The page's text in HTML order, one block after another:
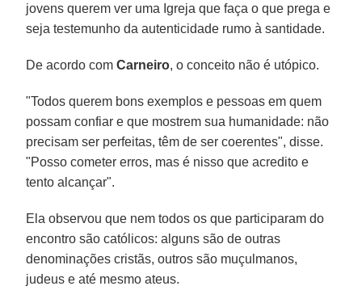
jovens querem ver uma Igreja que faça o que prega e
seja testemunho da autenticidade rumo à santidade.
De acordo comCarneiro, o conceito não é utópico.
"Todos querem bons exemplos e pessoas em quem
possam confiar e que mostrem sua humanidade: não
precisam ser perfeitas, têm de ser coerentes", disse.
"Posso cometer erros, mas é nisso que acredito e
tento alcançar".
Ela observou que nem todos os que participaram do
encontro são católicos: alguns são de outras
denominações cristãs, outros são muçulmanos,
judeus e até mesmo ateus.